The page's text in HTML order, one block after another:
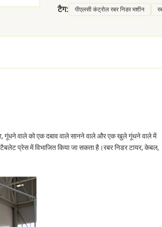
टैग: पीएलसी कंट्रोल रबर निडर मशीन
गूंधने वाले को एक दबाव वाले सानने वाले और एक खुले गूंथने वाले में
प्रेस में विभाजित किया जा सकता है।रबर निडर टायर, केबल,